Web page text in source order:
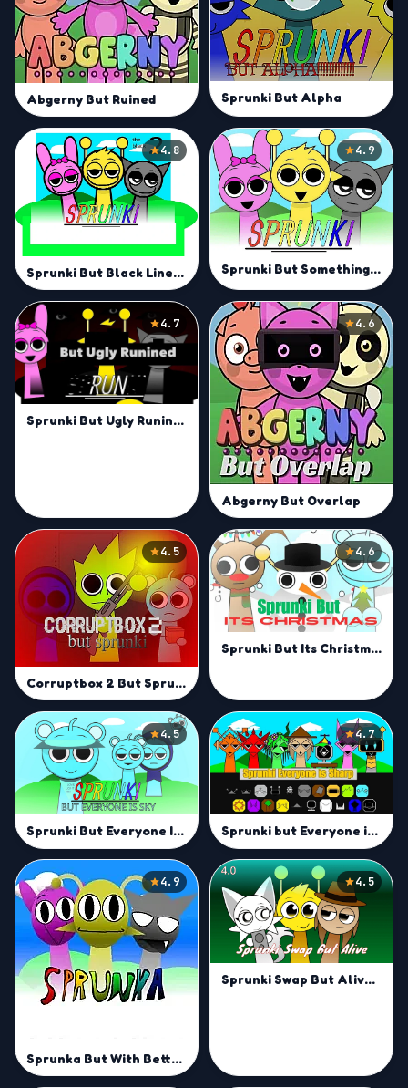
Abgerny But Ruined Sprunki But Alpha
4.8
Sprunki But Black Lines Mod
4.9
Sprunki But Something Is Wrong
4.7
Sprunki But Ugly Runined Mod
4.6
Abgerny But Overlap
4.5
Corruptbox 2 But Sprunki
4.6
Sprunki But Its Christmas
4.5
Sprunki But Everyone Is Sky
4.7
Sprunki but Everyone is Sharp
4.9
Sprunka But With Better Sound
4.5
Sprunki Swap But Alive 4.0